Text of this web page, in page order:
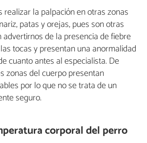
realizar la palpación en otras zonas
patas y orejas, pues son otras
de la presencia de fiebre
tocas y presentan una anormalidad
cuanto antes al especialista. De
zonas del cuerpo presentan
por lo que no se trata de un
seguro.
corporal del perro